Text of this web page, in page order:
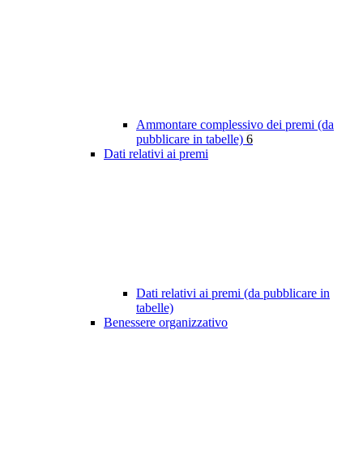
Ammontare complessivo dei premi (da
pubblicare in tabelle) 6
Dati relativi ai premi
Dati relativi ai premi (da pubblicare in
tabelle)
Benessere organizzativo